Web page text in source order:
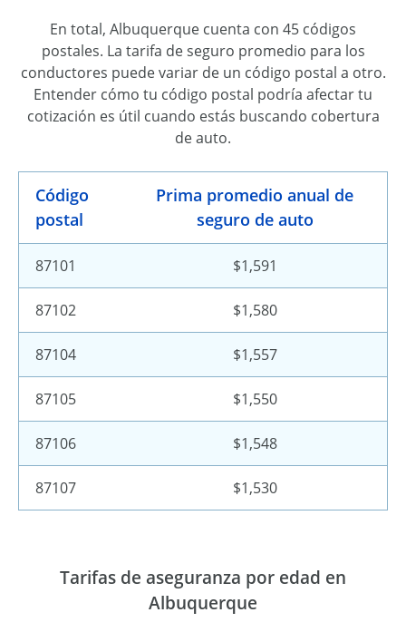
En total, Albuquerque cuenta con 45 códigos
postales. La tarifa de seguro promedio para los
conductores puede variar de un código postal a otro.
Entender cómo tu código postal podría afectar tu
cotización es útil cuando estás buscando cobertura
de auto.
Código
postal
Prima promedio anual de
seguro de auto
87101 $1,591
87102 $1,580
87104 $1,557
87105 $1,550
87106 $1,548
87107 $1,530
Tarifas de aseguranza por edad en
Albuquerque